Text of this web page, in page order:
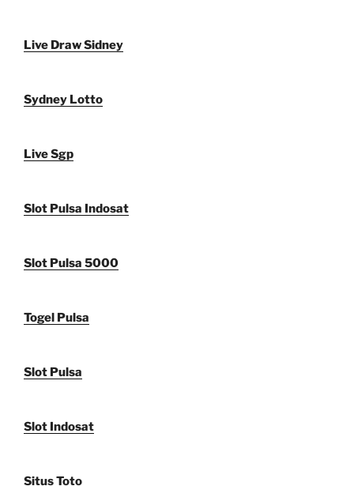
Live Draw Sidney
Sydney Lotto
Live Sgp
Slot Pulsa Indosat
Slot Pulsa 5000
Togel Pulsa
Slot Pulsa
Slot Indosat
Situs Toto